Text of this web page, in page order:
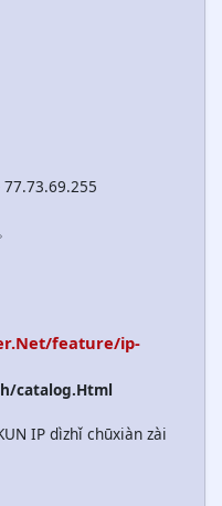
feature/ip-
catalog.Html
IP dìzhǐ chūxiàn zài